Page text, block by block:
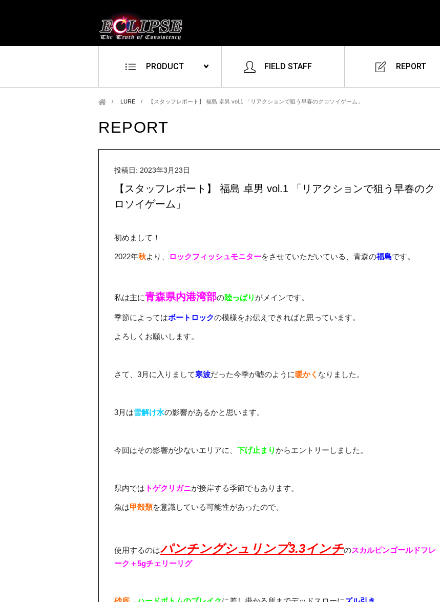
PRODUCT FIELD STAFF REPORT
LURE / 【スタッフレポート】 福島 卓男 vol.1 「リアクションで狙う早春のクロソイゲーム」
REPORT
投稿日: 2023年3月23日
【スタッフレポート】 福島 卓男 vol.1 「リアクションで狙う早春のク
ロソイゲーム」
初めまして！
2022年秋より、 ロックフィッシュモニターをさせていただいている、青森の福島です。
私は主に青森県内港湾部の陸っぱり がメインです。
季節によってはボートロックの模様をお伝えできればと思っています。
よろしくお願いします。
さて、3月に入りまして寒波だった今季が嘘のように暖かく なりました。
3月は雪解け水の影響があるかと思います。
今回はその影響が少ないエリアに、 下げ止まりからエントリーしました。
県内では トゲクリガニが接岸する季節でもあります。
魚は甲殻類を意識している可能性があったので、
使用するのはパンチングシュリンプ3.3インチのスカルピンゴールドフレ
ーク＋5gチェリーリグ